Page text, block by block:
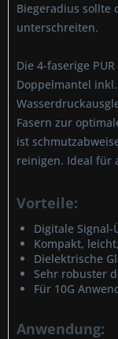
Biegeradius sollte
unterschreiten.
Die 4-faserige
Doppelmantel
Fasern zur
ist
reinigen. Ideal für
Vorteile:
Digitale
Kompakt,
Dielektrische
Sehr robuster
Für 10G
Anwendung: